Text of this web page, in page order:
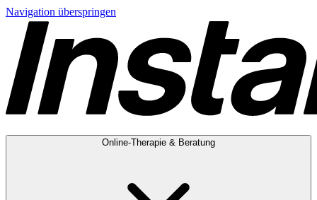
Navigation überspringen
Online-Therapie & Beratung